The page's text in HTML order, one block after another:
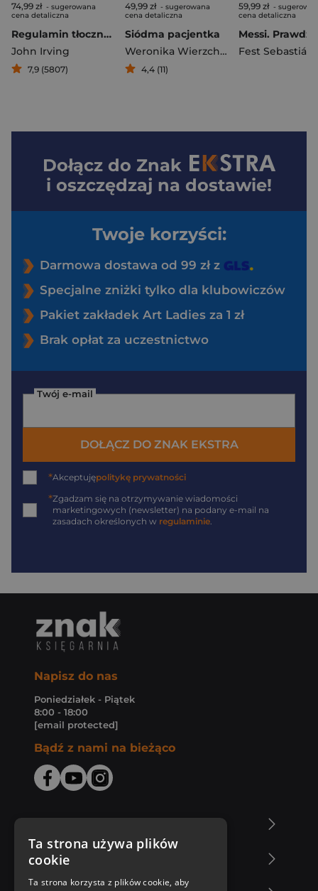
74,99 zł - sugerowana
cena detaliczna
Regulamin tłoczni win
John Irving
7,9 (5807)
49,99 zł - sugerowana
cena detaliczna
Siódma pacjentka
Weronika Wierzchowska
4,4 (11)
59,99 zł -
cena detaliczna
Fest Sebastián
Dołącz do Znak
i oszczędzaj na dostawie!
Twoje korzyści:
Darmowa dostawa od 99 zł z
Specjalne zniżki tylko dla klubowiczów
Pakiet zakładek Art Ladies za 1 zł
Brak opłat za uczestnictwo
Twój e-mail
DOŁĄCZ DO ZNAK EKSTRA
*Akceptujępolitykę prywatności
*Zgadzam się na otrzymywanie wiadomości
marketingowych (newsletter) na podany e-mail na
zasadach określonych w regulaminie.
Napisz do nas
Poniedziałek - Piątek
8:00 - 18:00
[email protected]
Bądź z nami na bieżąco
Zakupy u nas
Ta strona używa plików
cookie
Ta strona korzysta z plików cookie, aby